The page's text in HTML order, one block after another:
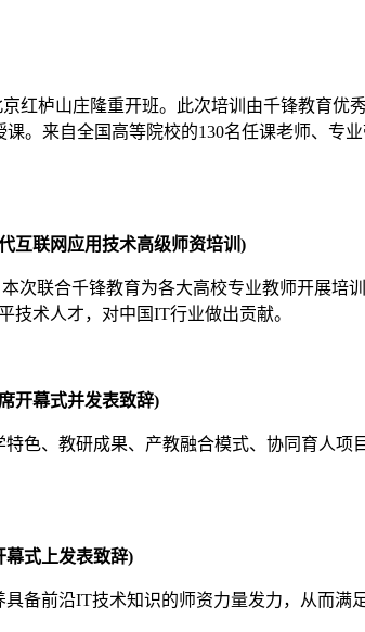
栌山庄隆重开班。此次培训由千锋教育优
。来自全国高等院校的130名任课老师、专
互联网应用技术高级师资培训)
联合千锋教育为各大高校专业教师开展培
术人才，对中国IT行业做出贡献。
开幕式并发表致辞)
、教研成果、产教融合模式、协同育人项
幕式上发表致辞)
前沿IT技术知识的师资力量发力，从而满